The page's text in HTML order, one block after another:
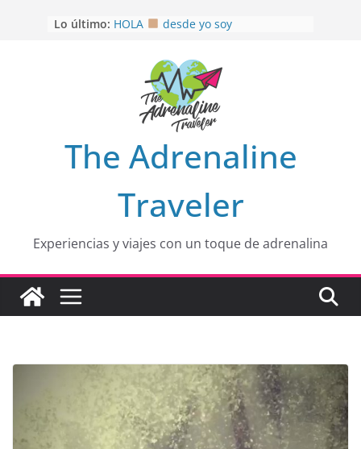
Lo último: MULITO!
Aprovechando que Wen tenía que
EL SENDERO DEL CACAO: Excelente
opción
HOSPEDAJE AL NATURALSHH !!
The Adrenaline
Traveler
Experiencias y viajes con un toque de adrenalina